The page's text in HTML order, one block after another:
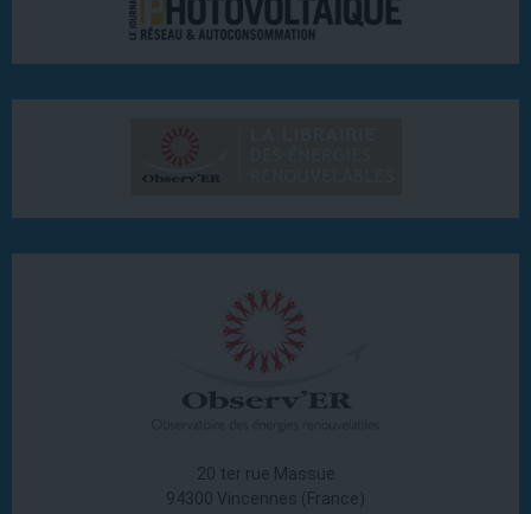
20 ter rue Massue
94300 Vincennes (France)